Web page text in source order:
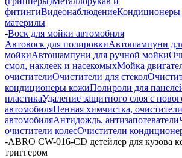
фитингиВидеонаблюдениеКондиционеры
материлы
-Воск для мойки автомобиля
Автовоск для полировкиАвтошампуни
мойкиАвтошампуни для ручной мойки
смол, наклеек и насекомыхМойка
очистителиОчистители для стекол
кондиционеры кожиПолироли для
пластикаУдаление защитного слоя с
автомобиляПенная химчистка,
автомобиляАнтидождь, антизапотеватели
очистители колесОчистители
-ABRO CW-016-CD детейлер для кузова
триггером